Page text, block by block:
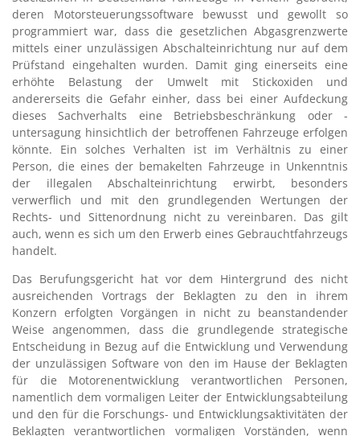
deren Motorsteuerungssoftware bewusst und gewollt so
programmiert war, dass die gesetzlichen Abgasgrenzwerte
mittels einer unzulässigen Abschalteinrichtung nur auf dem
Prüfstand eingehalten wurden. Damit ging einerseits eine
erhöhte Belastung der Umwelt mit Stickoxiden und
andererseits die Gefahr einher, dass bei einer Aufdeckung
dieses Sachverhalts eine Betriebsbeschränkung oder -
untersagung hinsichtlich der betroffenen Fahrzeuge erfolgen
könnte. Ein solches Verhalten ist im Verhältnis zu einer
Person, die eines der bemakelten Fahrzeuge in Unkenntnis
der illegalen Abschalteinrichtung erwirbt, besonders
verwerflich und mit den grundlegenden Wertungen der
Rechts- und Sittenordnung nicht zu vereinbaren. Das gilt
auch, wenn es sich um den Erwerb eines Gebrauchtfahrzeugs
handelt.
Das Berufungsgericht hat vor dem Hintergrund des nicht
ausreichenden Vortrags der Beklagten zu den in ihrem
Konzern erfolgten Vorgängen in nicht zu beanstandender
Weise angenommen, dass die grundlegende strategische
Entscheidung in Bezug auf die Entwicklung und Verwendung
der unzulässigen Software von den im Hause der Beklagten
für die Motorenentwicklung verantwortlichen Personen,
namentlich dem vormaligen Leiter der Entwicklungsabteilung
und den für die Forschungs- und Entwicklungsaktivitäten der
Beklagten verantwortlichen vormaligen Vorständen, wenn